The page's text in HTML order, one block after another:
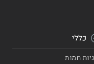
כללי
חמות